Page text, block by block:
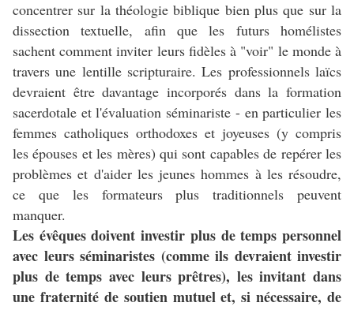
concentrer sur la théologie biblique bien plus que sur la
dissection textuelle, afin que les futurs homélistes
sachent comment inviter leurs fidèles à "voir" le monde à
travers une lentille scripturaire. Les professionnels laïcs
devraient être davantage incorporés dans la formation
sacerdotale et l'évaluation séminariste - en particulier les
femmes catholiques orthodoxes et joyeuses (y compris
les épouses et les mères) qui sont capables de repérer les
problèmes et d'aider les jeunes hommes à les résoudre,
ce que les formateurs plus traditionnels peuvent
manquer.
Les évêques doivent investir plus de temps personnel
avec leurs séminaristes (comme ils devraient investir
plus de temps avec leurs prêtres), les invitant dans
une fraternité de soutien mutuel et, si nécessaire, de